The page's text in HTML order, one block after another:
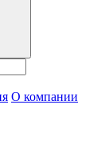
О компании